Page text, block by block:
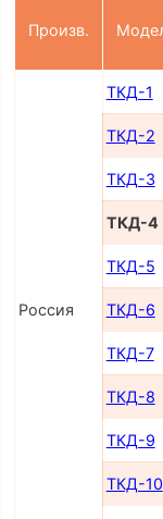
Произв.
Россия
ТКД-1
ТКД-2
ТКД-3
ТКД-4
ТКД-5
ТКД-6
ТКД-7
ТКД-8
ТКД-9
ТКД-10